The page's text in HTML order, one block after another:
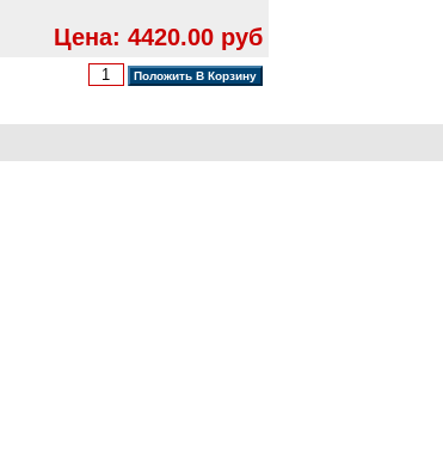
Цена: 4420.00 руб